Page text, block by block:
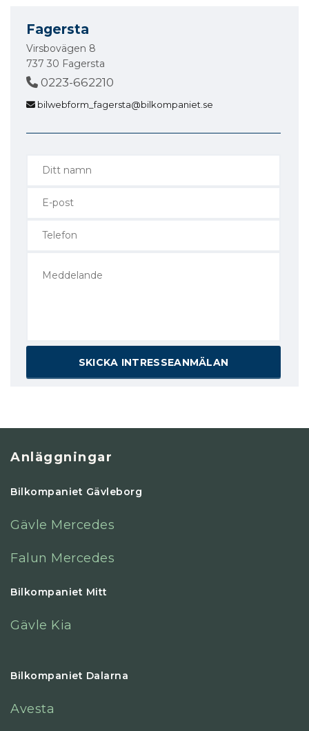
Fagersta
Virsbovägen 8
737 30 Fagersta
0223-662210
bilwebform_fagersta@bilkompaniet.se
Anläggningar
Bilkompaniet Gävleborg
Gävle Mercedes
Falun Mercedes
Bilkompaniet Mitt
Gävle Kia
Bilkompaniet Dalarna
Avesta